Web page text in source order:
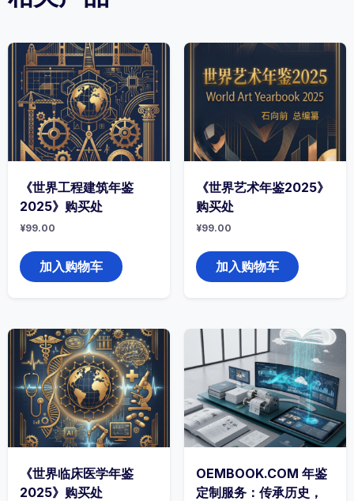
《世界工程建筑年鉴
2025》购买处
¥99.00
加入购物车
《世界艺术年鉴2025》
购买处
¥99.00
加入购物车
《世界临床医学年鉴
2025》购买处
OEMBOOK.COM 年鉴
定制服务：传承历史，